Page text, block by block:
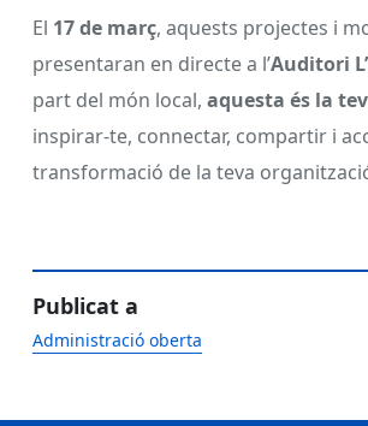
El 17 de març, aquests projectes i
presentaran en directe a l’Auditori
part del món local, aquesta és la
inspirar-te, connectar, compartir i
transformació de la teva
Publicat a
Administració oberta